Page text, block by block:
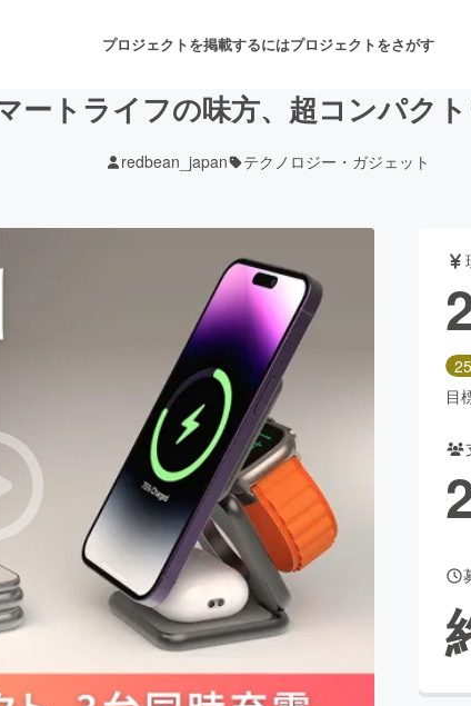
プロジェクトを掲載するにはプロジェクトをさがす
舞台・パフォーマ
ゲーム・サービス開発 フード・飲食店
ビューティー・
CAMPFIRE for Social Good
CAMPFIREふるさと納税machi-ya
ートライフの味方、超コンパク
redbean_japan テクノロジー・ガジェット
目